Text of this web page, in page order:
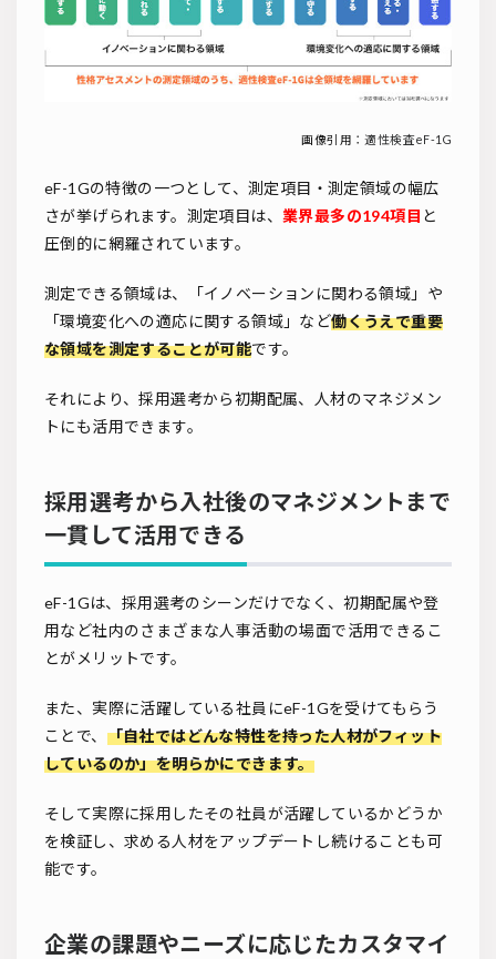
画像引用：適性検査eF-1G
eF-1Gの特徴の一つとして、測定項目・測定領域の幅広
さが挙げられます。測定項目は、 業界最多の194項目 と
圧倒的に網羅されています。
測定できる領域は、「イノベーションに関わる領域」や
「環境変化への適応に関する領域」など働くうえで重要
な領域を測定することが可能です。
それにより、採用選考から初期配属、人材のマネジメン
トにも活用できます。
採用選考から入社後のマネジメントまで
一貫して活用できる
eF-1Gは、採用選考のシーンだけでなく、初期配属や登
用など社内のさまざまな人事活動の場面で活用できるこ
とがメリットです。
また、実際に活躍している社員にeF-1Gを受けてもらう
ことで、 「自社ではどんな特性を持った人材がフィット
しているのか」を明らかにできます。
そして実際に採用したその社員が活躍しているかどうか
を検証し、求める人材をアップデートし続けることも可
能です。
企業の課題やニーズに応じたカスタマイ